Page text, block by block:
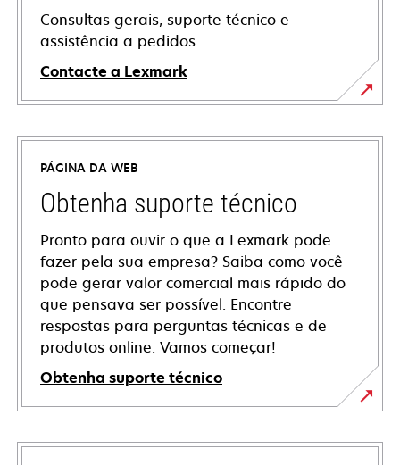
Consultas gerais, suporte técnico e
assistência a pedidos
Contacte a Lexmark
PÁGINA DA WEB
Obtenha suporte técnico
Pronto para ouvir o que a Lexmark pode
fazer pela sua empresa? Saiba como você
pode gerar valor comercial mais rápido do
que pensava ser possível. Encontre
respostas para perguntas técnicas e de
produtos online. Vamos começar!
Obtenha suporte técnico
abre
em